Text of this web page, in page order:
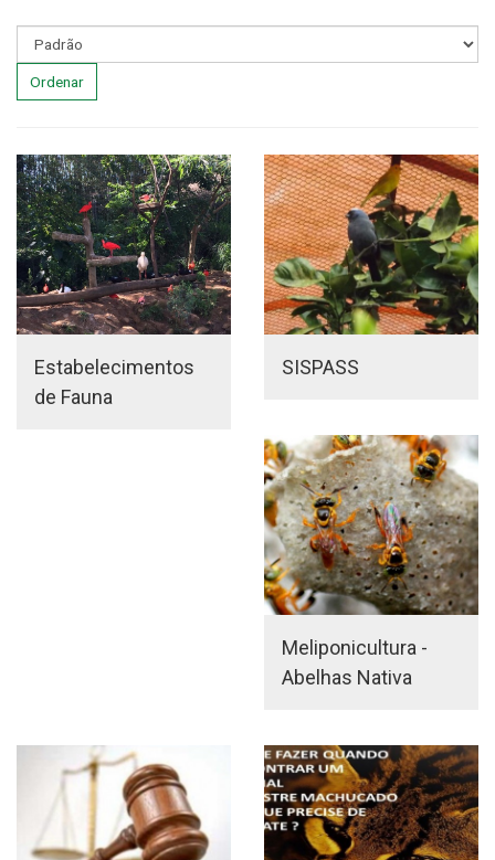
Ordenar
Estabelecimentos
de Fauna
SISPASS
Meliponicultura -
Abelhas Nativa